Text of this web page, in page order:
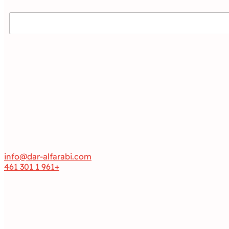
info@dar-alfarabi.com
+961 1 301 461